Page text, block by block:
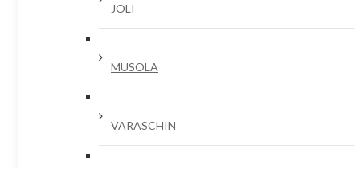
JOLI
MUSOLA
VARASCHIN